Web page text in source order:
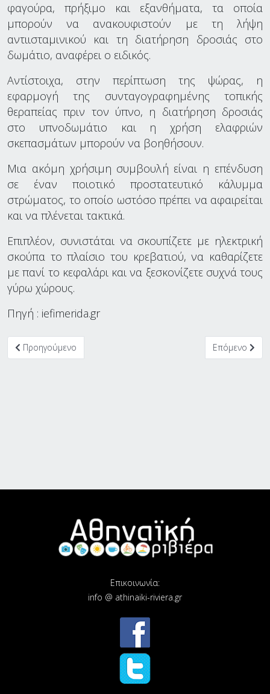
φαγούρα, πρήξιμο και εξανθήματα, τα οποία
μπορούν να ανακουφιστούν με τη λήψη
αντιισταμινικού και τη διατήρηση δροσιάς στο
δωμάτιο, αναφέρει ο ειδικός.
Αντίστοιχα, στην περίπτωση της ψώρας, η
εφαρμογή της συνταγογραφημένης τοπικής
θεραπείας πριν τον ύπνο, η διατήρηση δροσιάς
στο υπνοδωμάτιο και η χρήση ελαφριών
σκεπασμάτων μπορούν να βοηθήσουν.
Μια ακόμη χρήσιμη συμβουλή είναι η επένδυση
σε έναν ποιοτικό προστατευτικό κάλυμμα
στρώματος, το οποίο ωστόσο πρέπει να αφαιρείται
και να πλένεται τακτικά.
Επιπλέον, συνιστάται να σκουπίζετε με ηλεκτρική
σκούπα το πλαίσιο του κρεβατιού, να καθαρίζετε
με πανί το κεφαλάρι και να ξεσκονίζετε συχνά τους
γύρω χώρους.
Πηγή : iefimerida.gr
Προηγούμενο άρθρο: Θρόμβωση: Καινοτόμος φωτοθεραπεία
Προηγούμενο Επόμενο
Επόμενο
Επικοινωνία:
info @ athinaiki-riviera.gr